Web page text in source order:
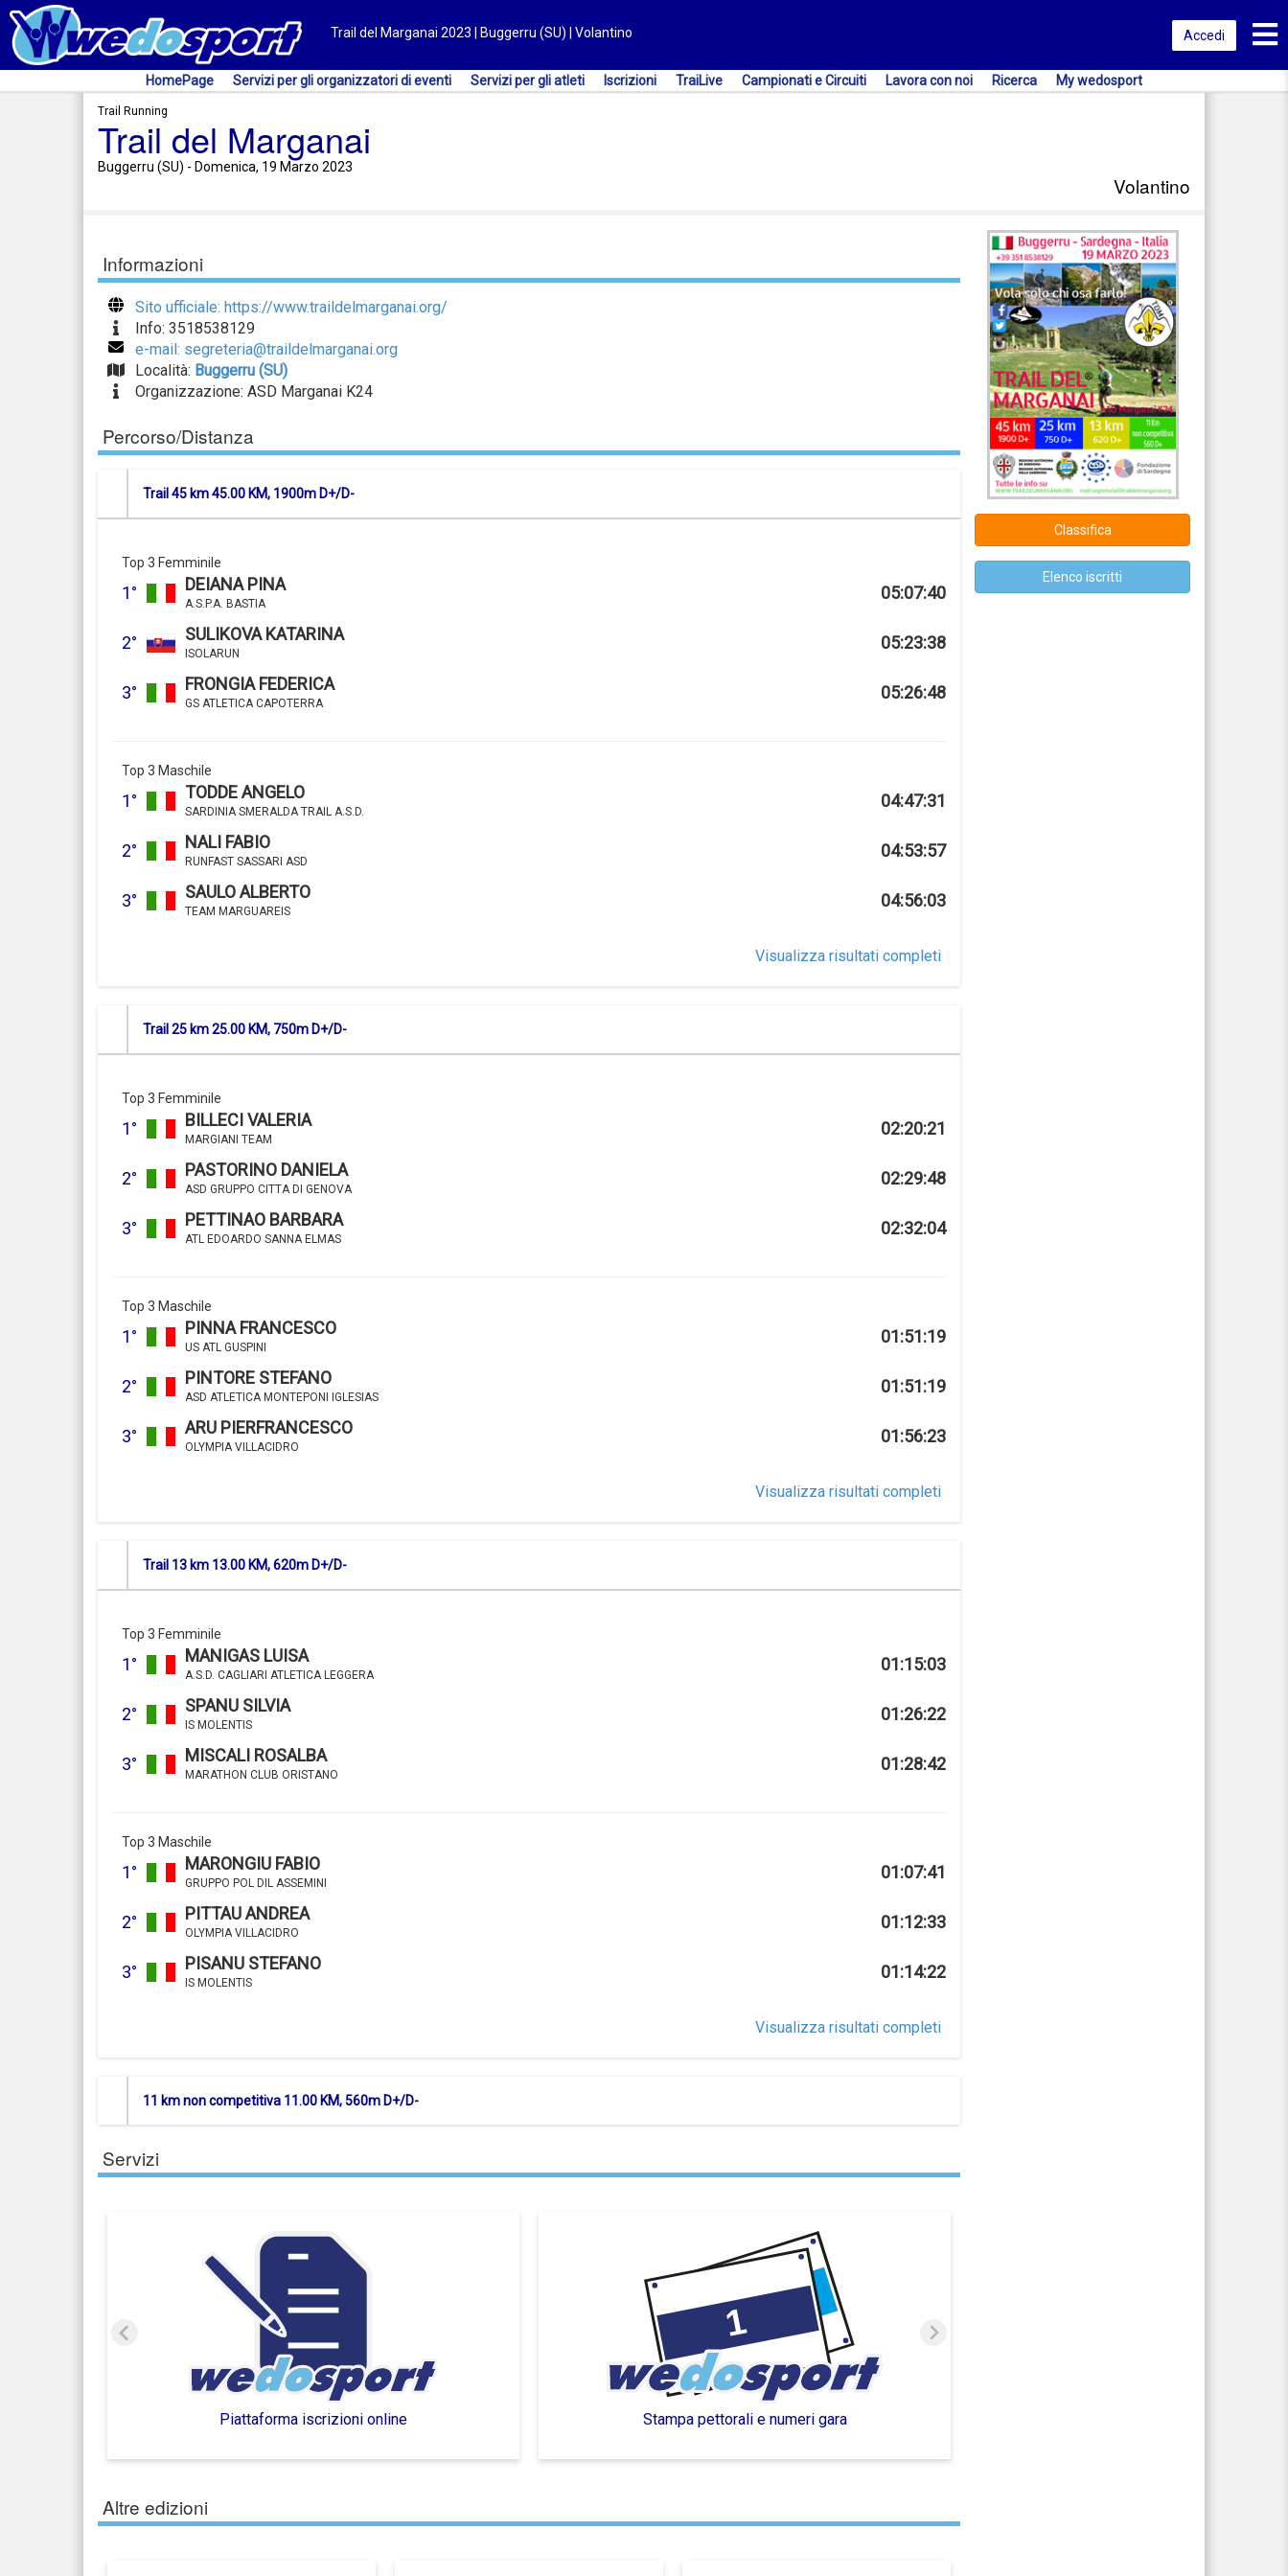
Trail del Marganai 2023 | Buggerru (SU) | Volantino Accedi
HomePage Servizi per gli organizzatori di eventi Servizi per gli atleti Iscrizioni TraiLive Campionati e Circuiti Lavora con noi Ricerca My wedosport
Trail Running
Trail del Marganai
Buggerru (SU) - Domenica, 19 Marzo 2023
Volantino
Informazioni
Sito ufficiale: https://www.traildelmarganai.org/
Info: 3518538129
e-mail: segreteria@traildelmarganai.org
Località: Buggerru (SU)
Organizzazione: ASD Marganai K24
Percorso/Distanza
Trail 45 km 45.00 KM, 1900m D+/D-
Top 3 Femminile
1° DEIANA PINA
A.S.P.A. BASTIA
05:07:40
2° SULIKOVA KATARINA
ISOLARUN
05:23:38
3° FRONGIA FEDERICA
GS ATLETICA CAPOTERRA
05:26:48
Top 3 Maschile
1° TODDE ANGELO
SARDINIA SMERALDA TRAIL A.S.D.
04:47:31
2° NALI FABIO
RUNFAST SASSARI ASD
04:53:57
3° SAULO ALBERTO
TEAM MARGUAREIS
04:56:03
Visualizza risultati completi
Trail 25 km 25.00 KM, 750m D+/D-
Top 3 Femminile
1° BILLECI VALERIA
MARGIANI TEAM
02:20:21
2° PASTORINO DANIELA
ASD GRUPPO CITTA DI GENOVA
02:29:48
3° PETTINAO BARBARA
ATL EDOARDO SANNA ELMAS
02:32:04
Top 3 Maschile
1° PINNA FRANCESCO
US ATL GUSPINI
01:51:19
2° PINTORE STEFANO
ASD ATLETICA MONTEPONI IGLESIAS
01:51:19
3° ARU PIERFRANCESCO
OLYMPIA VILLACIDRO
01:56:23
Visualizza risultati completi
Trail 13 km 13.00 KM, 620m D+/D-
Top 3 Femminile
1° MANIGAS LUISA
A.S.D. CAGLIARI ATLETICA LEGGERA
01:15:03
2° SPANU SILVIA
IS MOLENTIS
01:26:22
3° MISCALI ROSALBA
MARATHON CLUB ORISTANO
01:28:42
Top 3 Maschile
1° MARONGIU FABIO
GRUPPO POL DIL ASSEMINI
01:07:41
2° PITTAU ANDREA
OLYMPIA VILLACIDRO
01:12:33
3° PISANU STEFANO
IS MOLENTIS
01:14:22
Visualizza risultati completi
11 km non competitiva 11.00 KM, 560m D+/D-
Servizi
Piattaforma iscrizioni online Stampa pettorali e numeri gara
Altre edizioni
Classifica
Elenco iscritti